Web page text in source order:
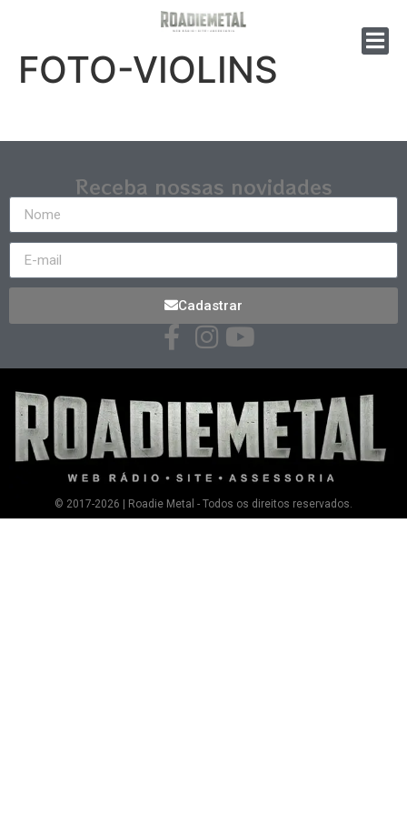
FOTO-VIOLINS
Receba nossas novidades
Cadastrar
© 2017-2026 | Roadie Metal - Todos os direitos reservados.